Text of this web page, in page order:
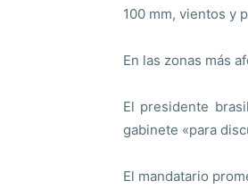
100 mm, vientos y
En las zonas más
El presidente
gabinete «para
El mandatario